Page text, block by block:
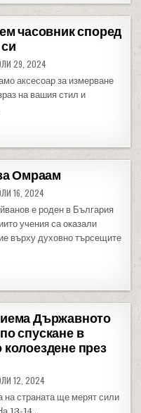
часовник според
29, 2024
аксесоар за измерване
на вашия стил и
СПОРЕД ПРОФЕСИЯТА СИ
Омраам
16, 2024
е роден в България
учения са оказали
върху духовно търсещите
Държавното
спускане в
през
12, 2024
на страната ще мерят сили